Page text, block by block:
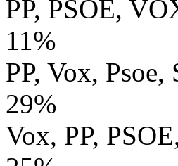
PP, PSOE,
11%
PP, Vox, Psoe,
29%
Vox, PP,